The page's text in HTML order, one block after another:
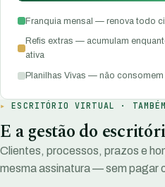
Franquia mensal — renova todo
Refis extras — acumulam
ativa
Planilhas Vivas — não
ESCRITÓRIO VIRTUAL ·
E a gestão do
Clientes, processos, prazos e
mesma assinatura — sem pagar